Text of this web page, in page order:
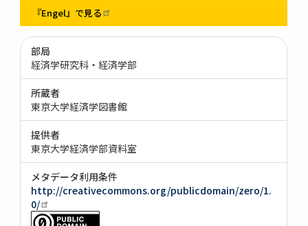
『Engel』で見る
部局
経済学研究科・経済学部
所蔵者
東京大学経済学図書館
提供者
東京大学経済学部資料室
メタデータ利用条件
http://creativecommons.org/publicdomain/zero/1.
0/